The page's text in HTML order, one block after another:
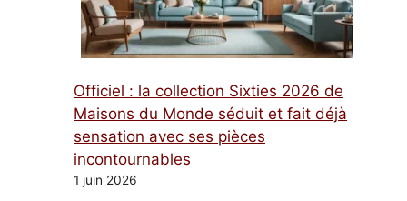
Officiel : la collection Sixties 2026 de
Maisons du Monde séduit et fait déjà
sensation avec ses pièces
incontournables
1 juin 2026